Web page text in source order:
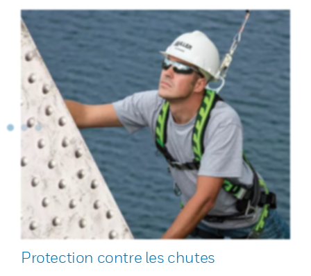
Protection contre les chutes